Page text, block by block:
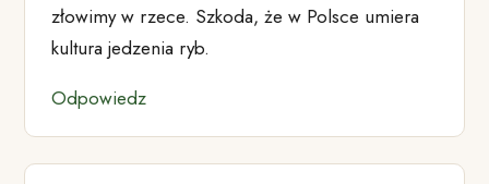
złowimy w rzece. Szkoda, że w Polsce umiera
kultura jedzenia ryb.
Odpowiedz